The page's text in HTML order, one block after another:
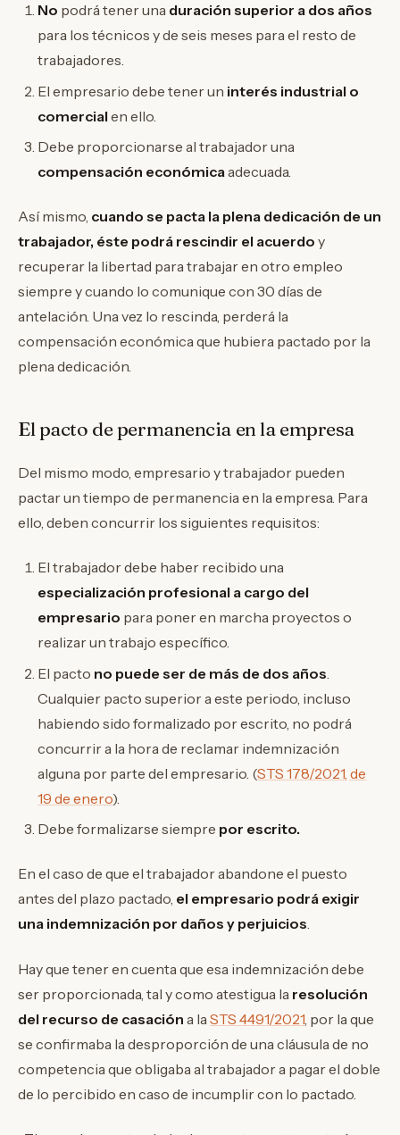
No podrá tener una duración superior a dos años
para los técnicos y de seis meses para el resto de
trabajadores.
El empresario debe tener un interés industrial o
comercial en ello.
Debe proporcionarse al trabajador una
compensación económicaadecuada.
Así mismo, cuando se pacta la plena dedicación de un
trabajador, éste podrá rescindir el acuerdo y
recuperar la libertad para trabajar en otro empleo
siempre y cuando lo comunique con 30 días de
antelación. Una vez lo rescinda, perderá la
compensación económica que hubiera pactado por la
plena dedicación.
El pacto de permanencia en la empresa
Del mismo modo, empresario y trabajador pueden
pactar un tiempo de permanencia en la empresa. Para
ello, deben concurrir los siguientes requisitos:
El trabajador debe haber recibido una
especialización profesional a cargo del
empresario para poner en marcha proyectos o
realizar un trabajo específico.
El pacto no puede ser de más de dos años
Cualquier pacto superior a este periodo, incluso
habiendo sido formalizado por escrito, no podrá
concurrir a la hora de reclamar indemnización
alguna por parte del empresario. (STS 178/2021, de
19 de enero).
Debe formalizarse siempre por escrito.
En el caso de que el trabajador abandone el puesto
antes del plazo pactado, el empresario podrá exigir
una indemnización por daños y perjuicios.
Hay que tener en cuenta que esa indemnización debe
ser proporcionada, tal y como atestigua la resolución
del recurso de casación a la STS 4491/2021 , por la que
se confirmaba la desproporción de una cláusula de no
competencia que obligaba al trabajador a pagar el doble
de lo percibido en caso de incumplir con lo pactado.